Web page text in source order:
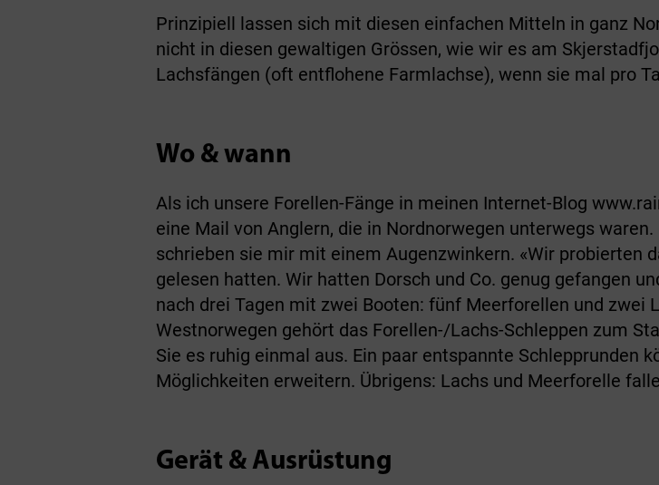
Prinzipiell lassen sich mit diesen einfachen Mitteln in ganz
nicht in diesen gewaltigen Grössen, wie wir es am
Lachsfängen (oft entflohene Farmlachse), wenn sie mal pro
Wo & wann
Als ich unsere Forellen-Fänge in meinen Internet-Blog
eine Mail von Anglern, die in Nordnorwegen unterwegs
schrieben sie mir mit einem Augenzwinkern. «Wir probierten
gelesen hatten. Wir hatten Dorsch und Co. genug gefangen
nach drei Tagen mit zwei Booten: fünf Meerforellen und zwei
Westnorwegen gehört das Forellen-/Lachs-Schleppen zum
Sie es ruhig einmal aus. Ein paar entspannte Schlepprunden
Möglichkeiten erweitern. Übrigens: Lachs und Meerforelle
Gerät & Ausrüstung